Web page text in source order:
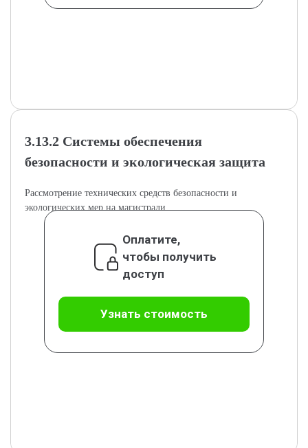
3.13.2 Системы обеспечения
безопасности и экологическая защитa
Рассмотрение технических средств безопасности и
экологических мер на магистрали.
Оплатите,
чтобы получить
доступ
Узнать стоимость